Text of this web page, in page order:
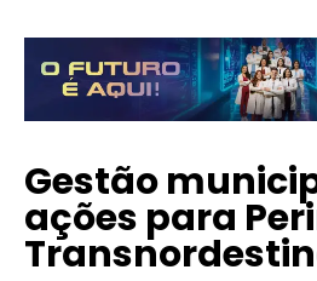
Gestão
ações para